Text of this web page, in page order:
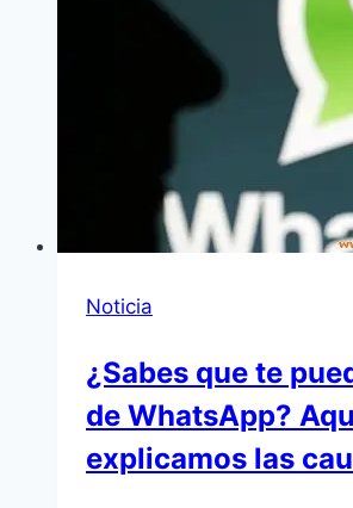
Noticia
¿Sabes que te
de WhatsApp?
explicamos las